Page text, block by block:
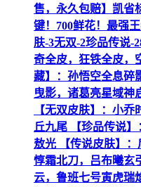
售，永久包赔】凯省
键！700鲜花！最强
肤-3无双-2珍品传说-
奇全皮，狂铁全皮，
藏】：孙悟空全息碎
曳影，诸葛亮星域神
【无双皮肤】：小
丘九尾 【珍品传说
敖光 【传说皮肤】
惇霜北刀，吕布曦玄
云，鲁班七号寅虎瑞